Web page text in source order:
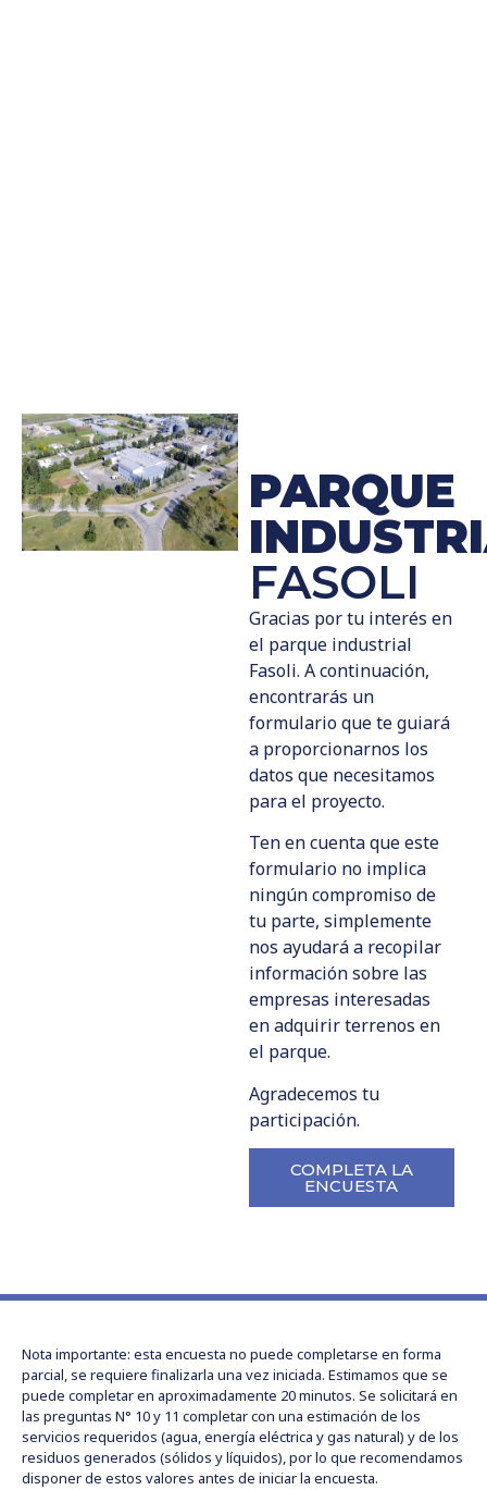
PARQUE
FASOLI
Gracias por tu interés en
el parque industrial
Fasoli. A continuación,
encontrarás un
formulario que te guiará
a proporcionarnos los
datos que necesitamos
para el proyecto.
Ten en cuenta que este
formulario no implica
ningún compromiso de
tu parte, simplemente
nos ayudará a recopilar
información sobre las
empresas interesadas
en adquirir terrenos en
el parque.
Agradecemos tu
participación.
COMPLETA LA
ENCUESTA
Nota importante: esta encuesta no puede completarse en forma
parcial, se requiere finalizarla una vez iniciada. Estimamos que se
puede completar en aproximadamente 20 minutos. Se solicitará en
las preguntas N° 10 y 11 completar con una estimación de los
servicios requeridos (agua, energía eléctrica y gas natural) y de los
residuos generados (sólidos y líquidos), por lo que recomendamos
disponer de estos valores antes de iniciar la encuesta.